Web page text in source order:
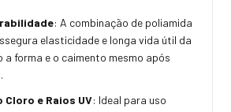
: A combinação de poliamida
elasticidade e longa vida útil da
a forma e o caimento mesmo após
Cloro e Raios UV: Ideal para uso